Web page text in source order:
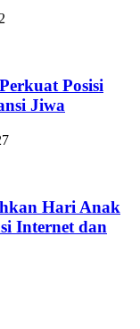
Posisi
Jiwa
Hari Anak
Internet dan